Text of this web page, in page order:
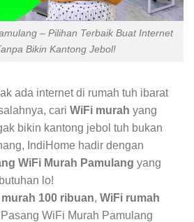
– Pilihan Terbaik Buat Internet
Bikin Kantong Jebol!
ada internet di rumah tuh ibarat
cari WiFi murah yang
bikin kantong jebol tuh bukan
IndiHome hadir dengan
WiFi Murah Pamulang yang
lo!
100 ribuan, WiFi rumah
WiFi Murah Pamulang